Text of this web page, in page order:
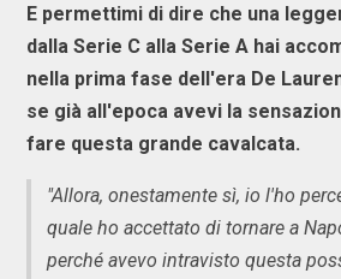
E permettimi di dire che una
dalla Serie C alla Serie A hai
nella prima fase dell'era De
se già all'epoca avevi la
fare questa grande cavalcata.
"Allora, onestamente sì, io l'ho
quale ho accettato di tornare a
perché avevo intravisto questa